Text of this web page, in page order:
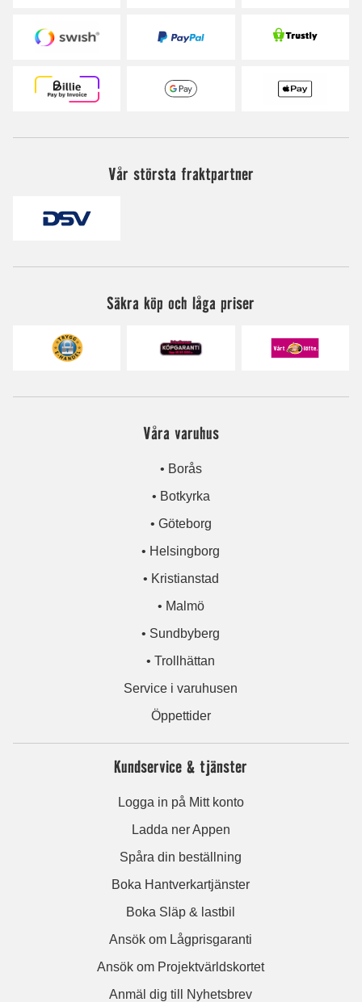
Vår största fraktpartner
Säkra köp och låga priser
Våra varuhus
• Borås
• Botkyrka
• Göteborg
• Helsingborg
• Kristianstad
• Malmö
• Sundbyberg
• Trollhättan
Service i varuhusen
Öppettider
Kundservice & tjänster
Logga in på Mitt konto
Ladda ner Appen
Spåra din beställning
Boka Hantverkartjänster
Boka Släp & lastbil
Ansök om Lågprisgaranti
Ansök om Projektvärldskortet
Anmäl dig till Nyhetsbrev